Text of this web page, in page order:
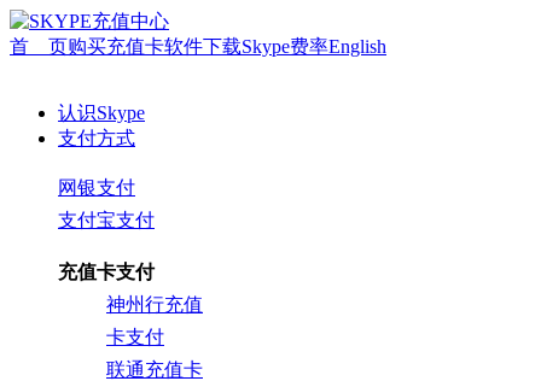
首 页购买充值卡软件下载Skype费率English
认识Skype
支付方式
网银支付
支付宝支付
充值卡支付
神州行充值
卡支付
联通充值卡